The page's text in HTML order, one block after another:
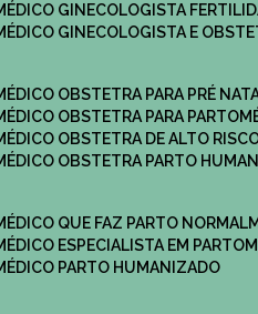
MÉDICO GINECOLOGISTA
MÉDICO GINECOLOGISTA E
MÉDICO OBSTETRA PARA PRÉ
MÉDICO OBSTETRA PARA PARTO
MÉDICO OBSTETRA DE ALTO
MÉDICO OBSTETRA PARTO
MÉDICO QUE FAZ PARTO NORMAL
MÉDICO ESPECIALISTA EM PARTO
MÉDICO PARTO HUMANIZADO